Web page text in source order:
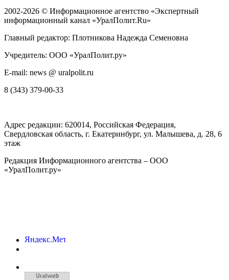
2002-2026 © Информационное агентство «Экспертный
информационный канал «УралПолит.Ru»
Главный редактор: Плотникова Надежда Семеновна
Учредитель: ООО «УралПолит.ру»
E-mail: news @ uralpolit.ru
8 (343) 379-00-33
Адрес редакции: 620014, Российская Федерация,
Свердловская область, г. Екатеринбург, ул. Малышева, д. 28, 6
этаж
Редакция Информационного агентства – ООО
«УралПолит.ру»